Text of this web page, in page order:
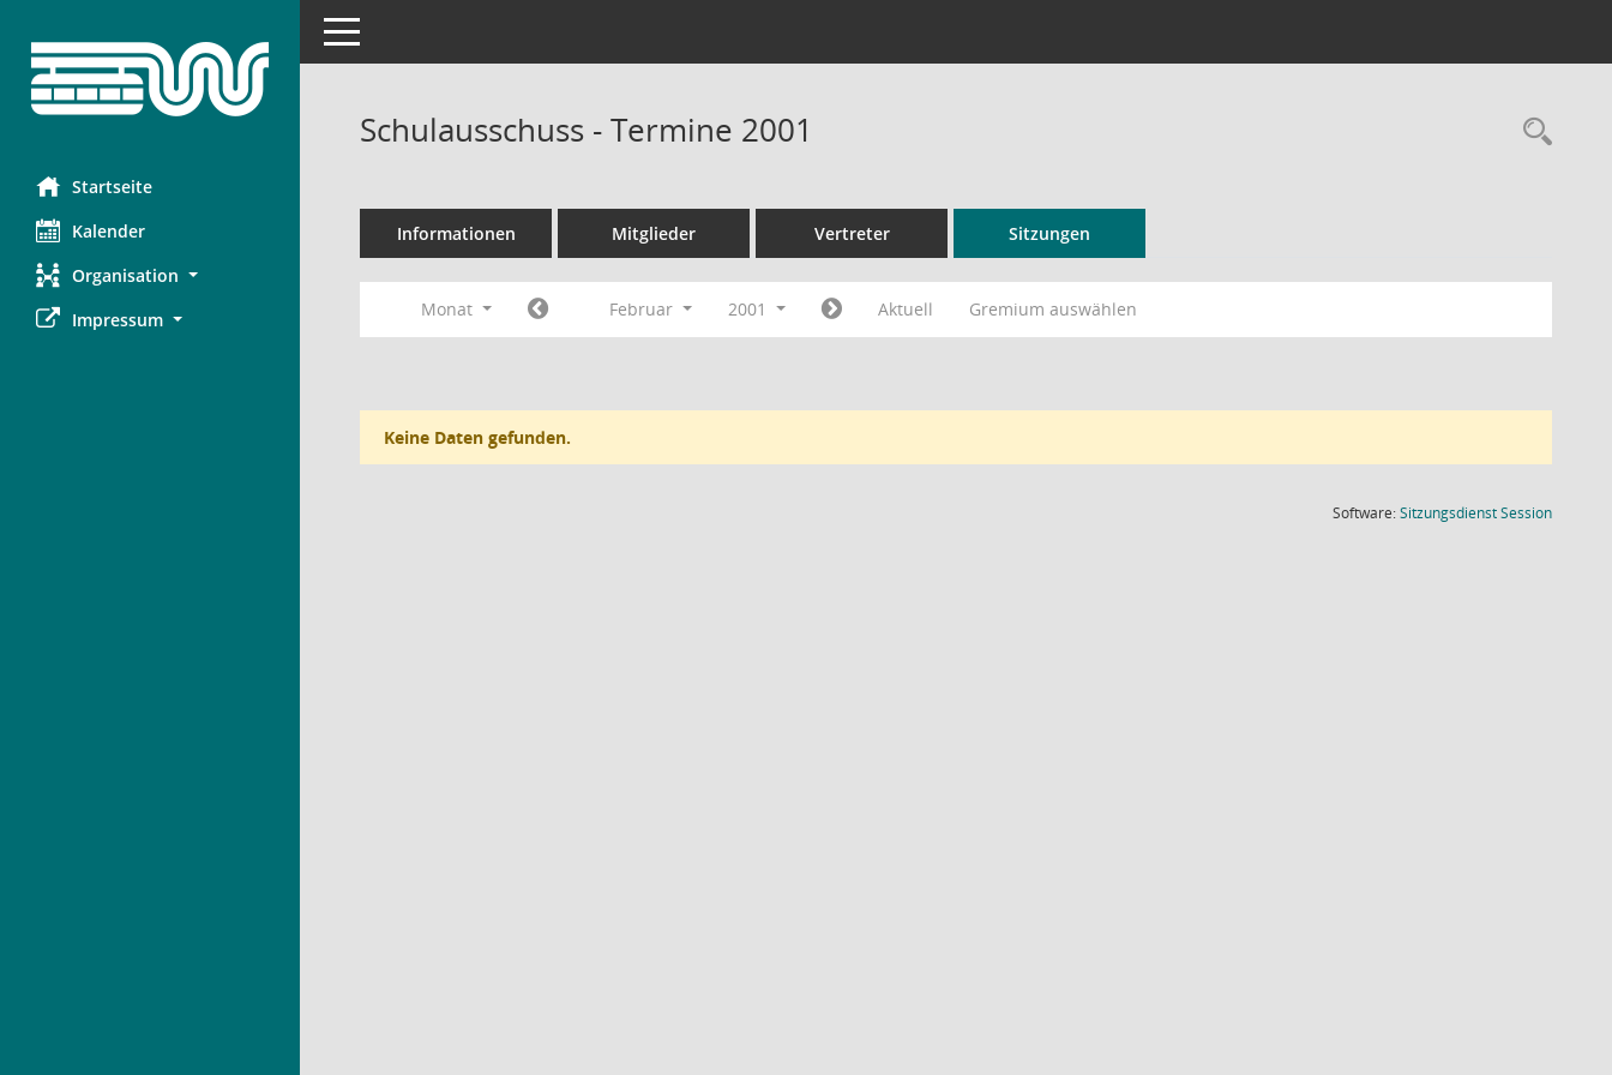
Startseite
Kalender
Organisation
Impressum
Toggle navigation
Schulausschuss - Termine 2001
Informationen Mitglieder Vertreter Sitzungen
Monat Februar 2001 Aktuell Gremium auswählen
Keine Daten gefunden.
Software:SitzungsdienstSession(Wird in